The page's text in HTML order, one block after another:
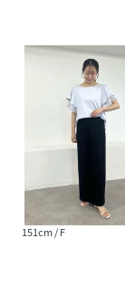
・異素材ドッキ
したデザイン。
【カラー】
・万能なブラッ
ンクの全4色展開
【スタイリング
・リネンライク
151cm / F